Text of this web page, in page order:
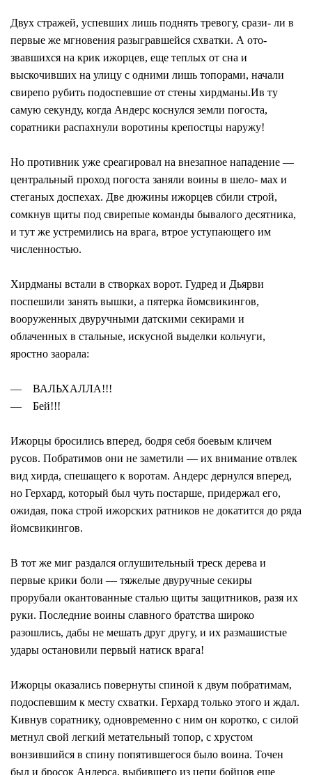
Двух стражей, успевших лишь поднять тревогу, срази- ли в
первые же мгновения разыгравшейся схватки. А ото-
звавшихся на крик ижорцев, еще теплых от сна и
выскочивших на улицу с одними лишь топорами, начали
свирепо рубить подоспевшие от стены хирдманы.Ив ту
самую секунду, когда Андерс коснулся земли погоста,
соратники распахнули воротины крепостцы наружу!
Но противник уже среагировал на внезапное нападение —
центральный проход погоста заняли воины в шело- мах и
стеганых доспехах. Две дюжины ижорцев сбили строй,
сомкнув щиты под свирепые команды бывалого десятника,
и тут же устремились на врага, втрое уступающего им
численностью.
Хирдманы встали в створках ворот. Гудред и Дьярви
поспешили занять вышки, а пятерка йомсвикингов,
вооруженных двуручными датскими секирами и
облаченных в стальные, искусной выделки кольчуги,
яростно заорала:
— ВАЛЬХАЛЛА!!!
— Бей!!!
Ижорцы бросились вперед, бодря себя боевым кличем
русов. Побратимов они не заметили — их внимание отвлек
вид хирда, спешащего к воротам. Андерс дернулся вперед,
но Герхард, который был чуть постарше, придержал его,
ожидая, пока строй ижорских ратников не докатится до ряда
йомсвикингов.
В тот же миг раздался оглушительный треск дерева и
первые крики боли — тяжелые двуручные секиры
прорубали окантованные сталью щиты защитников, разя их
руки. Последние воины славного братства широко
разошлись, дабы не мешать друг другу, и их размашистые
удары остановили первый натиск врага!
Ижорцы оказались повернуты спиной к двум побратимам,
подоспевшим к месту схватки. Герхард только этого и ждал.
Кивнув соратнику, одновременно с ним он коротко, с силой
метнул свой легкий метательный топор, с хрустом
вонзившийся в спину попятившегося было воина. Точен
был и бросок Андерса, выбившего из цепи бойцов еще